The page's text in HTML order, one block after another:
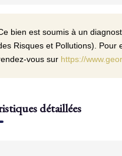
bien est soumis à un
Risques et Pollutions). Pour
vous sur https://
détaillées